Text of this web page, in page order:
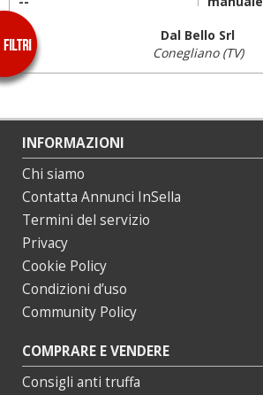
Dal Bello Srl
Conegliano (TV)
INFORMAZIONI
Chi siamo
Contatta Annunci InSella
Termini del servizio
Privacy
Cookie Policy
Condizioni d’uso
Community Policy
COMPRARE E VENDERE
Consigli anti truffa